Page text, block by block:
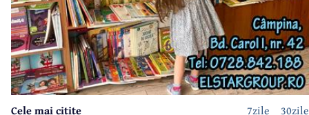
30zile
7zile
Cele mai citite